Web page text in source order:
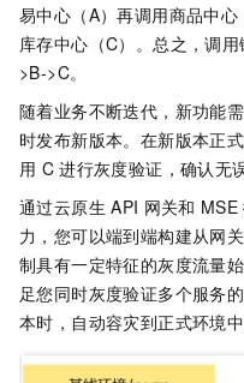
易中心（A）再调用商品中
库存中心（C）。总之，调
>B->C。
随着业务不断迭代，新功能
时发布新版本。在新版本正
用 C 进行灰度验证，确认无
通过云原生 API 网关和 MSE
力，您可以端到端构建从网
制具有一定特征的灰度流量
足您同时灰度验证多个服务
本时，自动容灾到正式环境中